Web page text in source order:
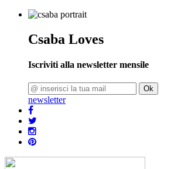
Csaba Loves
Iscriviti alla newsletter mensile
Ok
newsletter